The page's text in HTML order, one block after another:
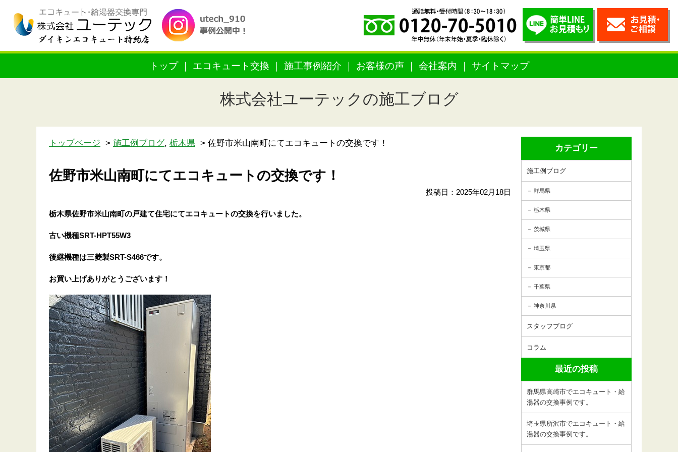
トップ エコキュート交換 施工事例紹介 お客様の声 会社案内 サイトマップ
株式会社ユーテックの施工ブログ
カテゴリー
施工例ブログ
群馬県
栃木県
茨城県
埼玉県
東京都
千葉県
神奈川県
スタッフブログ
コラム
最近の投稿
群馬県高崎市でエコキュート・給
湯器の交換事例です。
埼玉県所沢市でエコキュート・給
湯器の交換事例です。
トップページ 施工例ブログ, 栃木県 佐野市米山南町にてエコキュートの交換です！
佐野市米山南町にてエコキュートの交換です！
投稿日：2025年02月18日
栃木県佐野市米山南町の戸建て住宅にてエコキュートの交換を行いました。
古い機種SRT-HPT55W3
後継機種は三菱製SRT-S466です。
お買い上げありがとうございます！